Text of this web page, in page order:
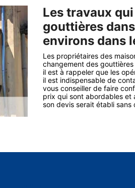
Les travaux
gouttières
environs dans
Les propriétaires des
changement des
il est à rappeler que les
il est indispensable de
vous conseiller de faire
prix qui sont abordables et
son devis serait établi